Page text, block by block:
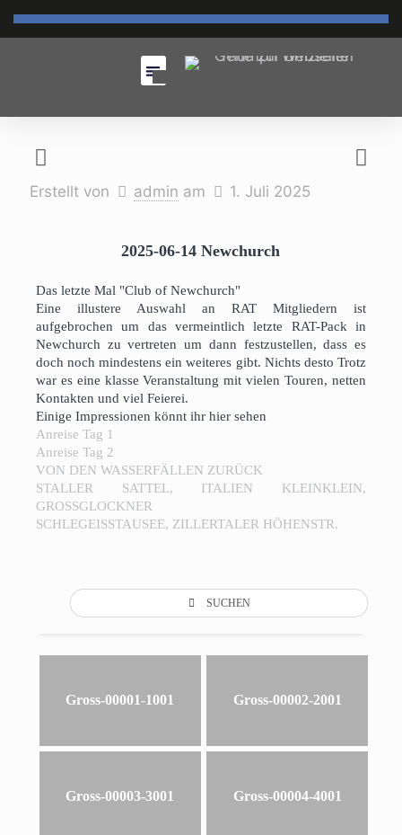
Erstellt von admin am 1. Juli 2025
2025-06-14 Newchurch
Das letzte Mal "Club of Newchurch"
Eine illustere Auswahl an RAT Mitgliedern ist
aufgebrochen um das vermeintlich letzte RAT-Pack in
Newchurch zu vertreten um dann festzustellen, dass es
doch noch mindestens ein weiteres gibt. Nichts desto Trotz
war es eine klasse Veranstaltung mit vielen Touren, netten
Kontakten und viel Feierei.
Einige Impressionen könnt ihr hier sehen
Anreise Tag 1
Anreise Tag 2
VON DEN WASSERFÄLLEN ZURÜCK
STALLER SATTEL, ITALIEN KLEINKLEIN,
GROSSGLOCKNER
SCHLEGEISSTAUSEE, ZILLERTALER HÖHENSTR.
SUCHEN
Gross-00001-1001 Gross-00002-2001
Gross-00003-3001 Gross-00004-4001